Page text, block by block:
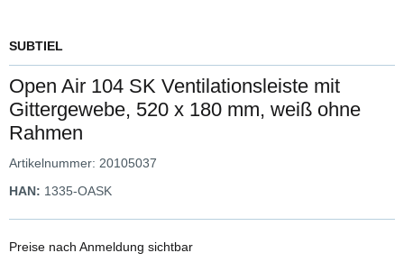
SUBTIEL
Open Air 104 SK Ventilationsleiste mit
Gittergewebe, 520 x 180 mm, weiß ohne
Rahmen
Artikelnummer: 20105037
HAN: 1335-OASK
Preise nach Anmeldung sichtbar